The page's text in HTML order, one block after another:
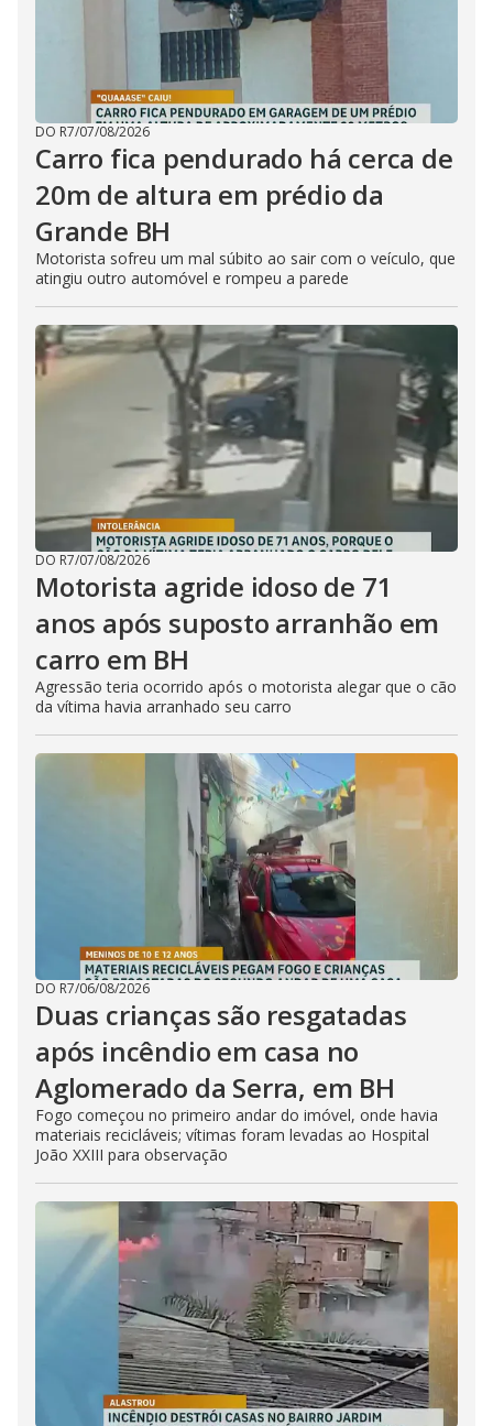
DO R7/07/08/2026
Carro fica pendurado há cerca de
20m de altura em prédio da
Grande BH
Motorista sofreu um mal súbito ao sair com o veículo, que
atingiu outro automóvel e rompeu a parede
DO R7/07/08/2026
Motorista agride idoso de 71
anos após suposto arranhão em
carro em BH
Agressão teria ocorrido após o motorista alegar que o cão
da vítima havia arranhado seu carro
DO R7/06/08/2026
Duas crianças são resgatadas
após incêndio em casa no
Aglomerado da Serra, em BH
Fogo começou no primeiro andar do imóvel, onde havia
materiais recicláveis; vítimas foram levadas ao Hospital
João XXIII para observação